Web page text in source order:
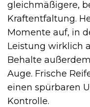
gleichmäßigere,
Kraftentfaltung.
Momente auf, in
Leistung wirklich
Behalte
Auge. Frische
einen spürbaren
Kontrolle.